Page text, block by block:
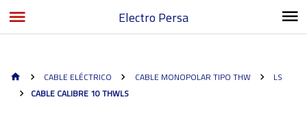
Electro Persa
CABLE ELÉCTRICO CABLE MONOPOLAR TIPO THW
LS
CABLE CALIBRE 10 THWLS